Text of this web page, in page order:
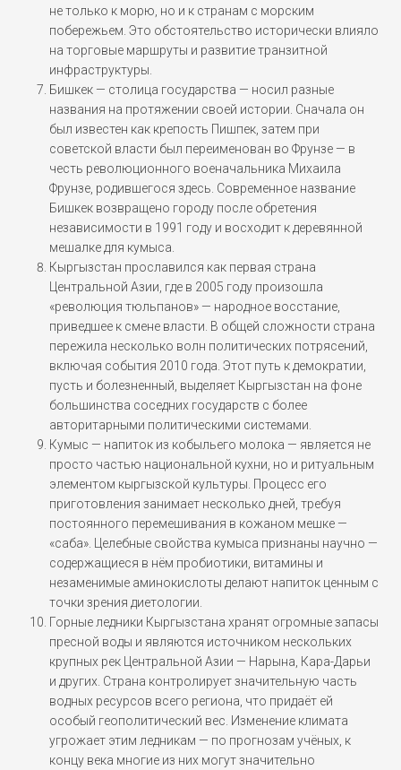
не только к морю, но и к странам с морским
побережьем. Это обстоятельство исторически влияло
на торговые маршруты и развитие транзитной
инфраструктуры.
Бишкек — столица государства — носил разные
названия на протяжении своей истории. Сначала он
был известен как крепость Пишпек, затем при
советской власти был переименован во Фрунзе — в
честь революционного военачальника Михаила
Фрунзе, родившегося здесь. Современное название
Бишкек возвращено городу после обретения
независимости в 1991 году и восходит к деревянной
мешалке для кумыса.
Кыргызстан прославился как первая страна
Центральной Азии, где в 2005 году произошла
«революция тюльпанов» — народное восстание,
приведшее к смене власти. В общей сложности страна
пережила несколько волн политических потрясений,
включая события 2010 года. Этот путь к демократии,
пусть и болезненный, выделяет Кыргызстан на фоне
большинства соседних государств с более
авторитарными политическими системами.
Кумыс — напиток из кобыльего молока — является не
просто частью национальной кухни, но и ритуальным
элементом кыргызской культуры. Процесс его
приготовления занимает несколько дней, требуя
постоянного перемешивания в кожаном мешке —
«саба». Целебные свойства кумыса признаны научно —
содержащиеся в нём пробиотики, витамины и
незаменимые аминокислоты делают напиток ценным с
точки зрения диетологии.
Горные ледники Кыргызстана хранят огромные запасы
пресной воды и являются источником нескольких
крупных рек Центральной Азии — Нарына, Кара-Дарьи
и других. Страна контролирует значительную часть
водных ресурсов всего региона, что придаёт ей
особый геополитический вес. Изменение климата
угрожает этим ледникам — по прогнозам учёных, к
концу века многие из них могут значительно